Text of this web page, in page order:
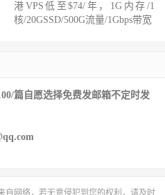
港VPS低至$74/年，1G内存/1
核/20GSSD/500G流量/1Gbps带宽
篇自愿选择免费发邮箱不定时发